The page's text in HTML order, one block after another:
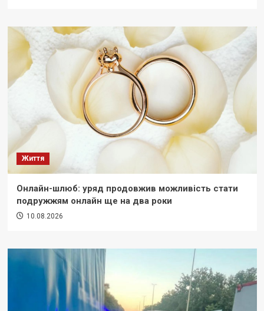
Життя
Онлайн-шлюб: уряд продовжив можливість стати
подружжям онлайн ще на два роки
10.08.2026